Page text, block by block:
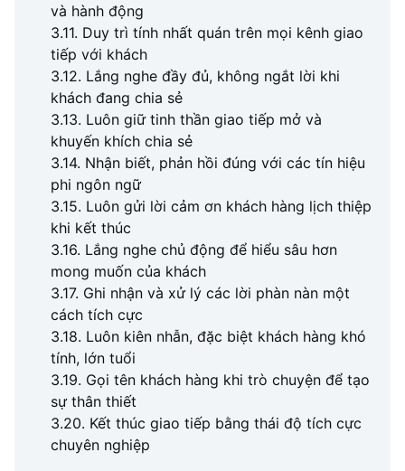
và hành động
3.11. Duy trì tính nhất quán trên mọi kênh giao
tiếp với khách
3.12. Lắng nghe đầy đủ, không ngắt lời khi
khách đang chia sẻ
3.13. Luôn giữ tinh thần giao tiếp mở và
khuyến khích chia sẻ
3.14. Nhận biết, phản hồi đúng với các tín hiệu
phi ngôn ngữ
3.15. Luôn gửi lời cảm ơn khách hàng lịch thiệp
khi kết thúc
3.16. Lắng nghe chủ động để hiểu sâu hơn
mong muốn của khách
3.17. Ghi nhận và xử lý các lời phàn nàn một
cách tích cực
3.18. Luôn kiên nhẫn, đặc biệt khách hàng khó
tính, lớn tuổi
3.19. Gọi tên khách hàng khi trò chuyện để tạo
sự thân thiết
3.20. Kết thúc giao tiếp bằng thái độ tích cực
chuyên nghiệp